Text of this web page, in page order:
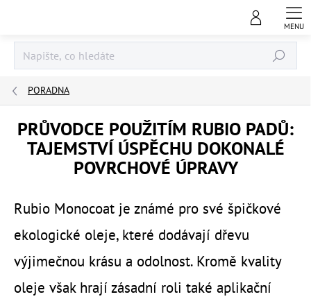
Hledat
PORADNA
PRŮVODCE POUŽITÍM RUBIO PADŮ:
TAJEMSTVÍ ÚSPĚCHU DOKONALÉ
POVRCHOVÉ ÚPRAVY
Rubio Monocoat je známé pro své špičkové
ekologické oleje, které dodávají dřevu
výjimečnou krásu a odolnost. Kromě kvality
oleje však hrají zásadní roli také aplikační